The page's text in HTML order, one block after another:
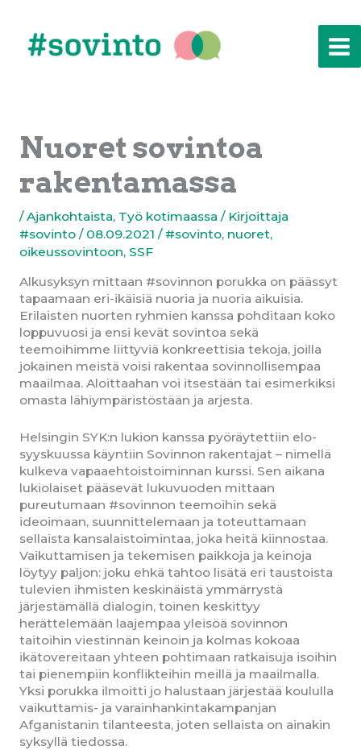
Nuoret sovintoa
rakentamassa
/Ajankohtaista, Työ kotimaassa / Kirjoittaja
#sovinto / 08.09.2021 / #sovinto, nuoret,
oikeussovintoon, SSF
Alkusyksyn mittaan #sovinnon porukka on päässyt
tapaamaan eri-ikäisiä nuoria ja nuoria aikuisia.
Erilaisten nuorten ryhmien kanssa pohditaan koko
loppuvuosi ja ensi kevät sovintoa sekä
teemoihimme liittyviä konkreettisia tekoja, joilla
jokainen meistä voisi rakentaa sovinnollisempaa
maailmaa. Aloittaahan voi itsestään tai esimerkiksi
omasta lähiympäristöstään ja arjesta.
Helsingin SYK:n lukion kanssa pyöräytettiin elo-
syyskuussa käyntiin Sovinnon rakentajat – nimellä
kulkeva vapaaehtoistoiminnan kurssi. Sen aikana
lukiolaiset pääsevät lukuvuoden mittaan
pureutumaan #sovinnon teemoihin sekä
ideoimaan, suunnittelemaan ja toteuttamaan
sellaista kansalaistoimintaa, joka heitä kiinnostaa.
Vaikuttamisen ja tekemisen paikkoja ja keinoja
löytyy paljon: joku ehkä tahtoo lisätä eri taustoista
tulevien ihmisten keskinäistä ymmärrystä
järjestämällä dialogin, toinen keskittyy
herättelemään laajempaa yleisöä sovinnon
taitoihin viestinnän keinoin ja kolmas kokoaa
ikätovereitaan yhteen pohtimaan ratkaisuja isoihin
tai pienempiin konflikteihin meillä ja maailmalla.
Yksi porukka ilmoitti jo halustaan järjestää koululla
vaikuttamis- ja varainhankintakampanjan
Afganistanin tilanteesta, joten sellaista on ainakin
syksyllä tiedossa.